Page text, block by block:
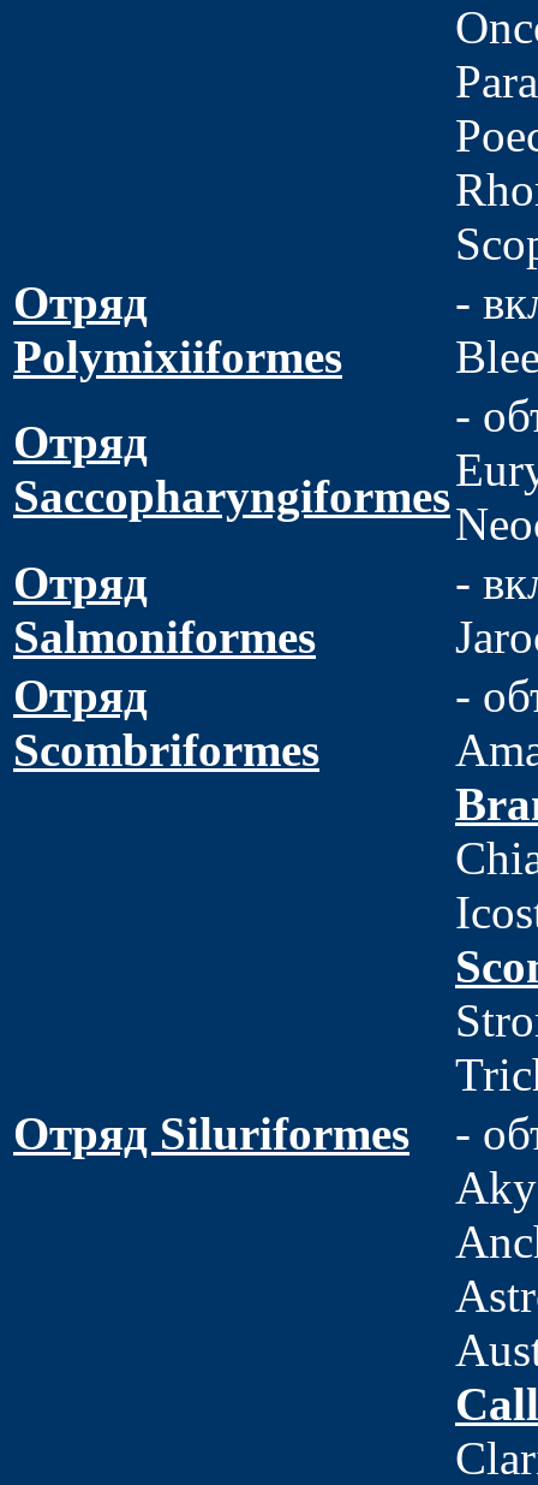
Отряд
Polymixiiformes
-
Отряд
Saccopharyngiformes
-
Отряд
Salmoniformes
-
Отряд
Scombriformes
-
Отряд Siluriformes
-